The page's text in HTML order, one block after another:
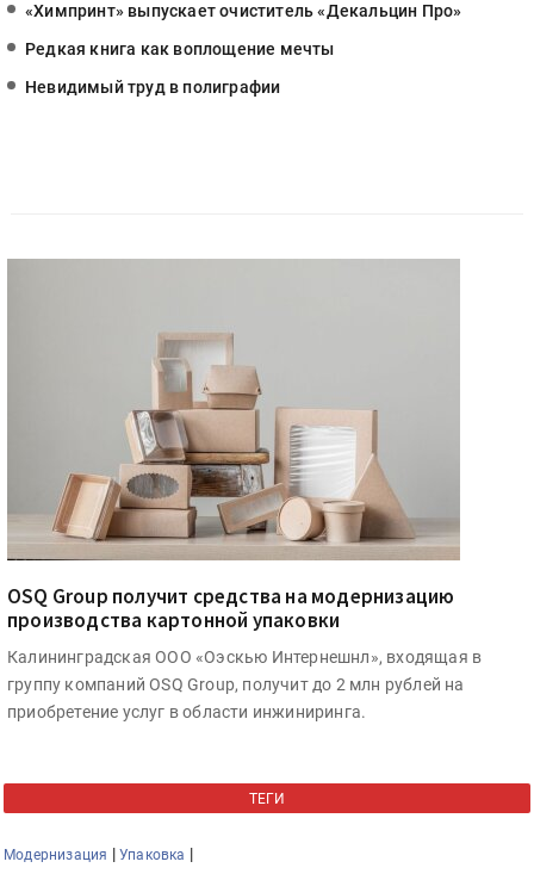
«Химпринт» выпускает очиститель «Декальцин Про»
Редкая книга как воплощение мечты
Невидимый труд в полиграфии
OSQ Group получит средства на модернизацию
производства картонной упаковки
Калининградская ООО «Оэскью Интернешнл», входящая в
группу компаний OSQ Group, получит до 2 млн рублей на
приобретение услуг в области инжиниринга.
ТЕГИ
Модернизация |Упаковка |